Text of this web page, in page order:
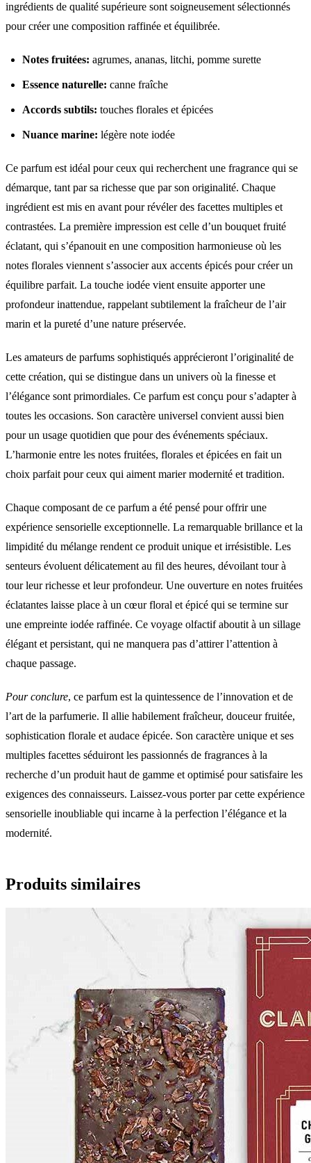
ingrédients de qualité supérieure sont soigneusement sélectionnés
pour créer une composition raffinée et équilibrée.
Notes fruitées: agrumes, ananas, litchi, pomme surette
Essence naturelle: canne fraîche
Accords subtils: touches florales et épicées
Nuance marine: légère note iodée
Ce parfum est idéal pour ceux qui recherchent une fragrance qui se
démarque, tant par sa richesse que par son originalité. Chaque
ingrédient est mis en avant pour révéler des facettes multiples et
contrastées. La première impression est celle d’un bouquet fruité
éclatant, qui s’épanouit en une composition harmonieuse où les
notes florales viennent s’associer aux accents épicés pour créer un
équilibre parfait. La touche iodée vient ensuite apporter une
profondeur inattendue, rappelant subtilement la fraîcheur de l’air
marin et la pureté d’une nature préservée.
Les amateurs de parfums sophistiqués apprécieront l’originalité de
cette création, qui se distingue dans un univers où la finesse et
l’élégance sont primordiales. Ce parfum est conçu pour s’adapter à
toutes les occasions. Son caractère universel convient aussi bien
pour un usage quotidien que pour des événements spéciaux.
L’harmonie entre les notes fruitées, florales et épicées en fait un
choix parfait pour ceux qui aiment marier modernité et tradition.
Chaque composant de ce parfum a été pensé pour offrir une
expérience sensorielle exceptionnelle. La remarquable brillance et la
limpidité du mélange rendent ce produit unique et irrésistible. Les
senteurs évoluent délicatement au fil des heures, dévoilant tour à
tour leur richesse et leur profondeur. Une ouverture en notes fruitées
éclatantes laisse place à un cœur floral et épicé qui se termine sur
une empreinte iodée raffinée. Ce voyage olfactif aboutit à un sillage
élégant et persistant, qui ne manquera pas d’attirer l’attention à
chaque passage.
Pour conclure, ce parfum est la quintessence de l’innovation et de
l’art de la parfumerie. Il allie habilement fraîcheur, douceur fruitée,
sophistication florale et audace épicée. Son caractère unique et ses
multiples facettes séduiront les passionnés de fragrances à la
recherche d’un produit haut de gamme et optimisé pour satisfaire les
exigences des connaisseurs. Laissez-vous porter par cette expérience
sensorielle inoubliable qui incarne à la perfection l’élégance et la
modernité.
Produits similaires